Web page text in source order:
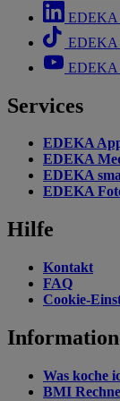
EDEKA
EDEKA
EDEKA
Services
EDEKA
EDEKA
EDEKA
EDEKA
Hilfe
Kontakt
FAQ
Cookie-
Was koche
BMI